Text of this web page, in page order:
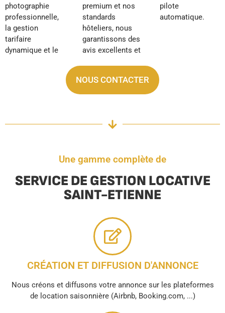
photographie
professionnelle,
la gestion
tarifaire
dynamique et le
premium et nos
standards
hôteliers, nous
garantissons des
avis excellents et
pilote
automatique.
NOUS CONTACTER
Une gamme complète de
SERVICE DE GESTION LOCATIVE
SAINT-ETIENNE
CRÉATION ET DIFFUSION D'ANNONCE
Nous créons et diffusons votre annonce sur les plateformes
de location saisonnière (Airbnb, Booking.com, ...)